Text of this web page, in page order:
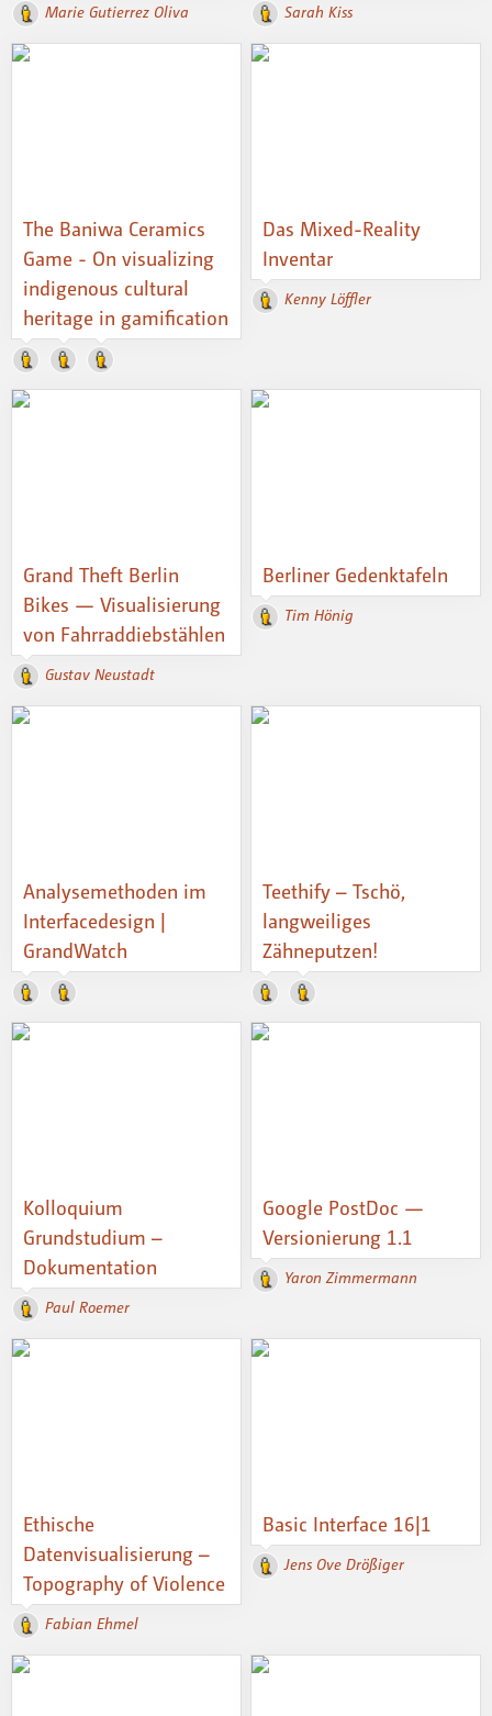
Marie Gutierrez Oliva Sarah Kiss
The Baniwa Ceramics
Game - On visualizing
indigenous cultural
heritage in gamification
Das Mixed-Reality
Inventar
Kenny Löffler
Grand Theft Berlin
Bikes — Visualisierung
von Fahrraddiebstählen
Gustav Neustadt
Berliner Gedenktafeln
Tim Hönig
Analysemethoden im
Interfacedesign |
GrandWatch
Teethify – Tschö,
langweiliges
Zähneputzen!
Kolloquium
Grundstudium –
Dokumentation
Paul Roemer
Google PostDoc —
Versionierung 1.1
Yaron Zimmermann
Ethische
Datenvisualisierung –
Topography of Violence
Fabian Ehmel
Basic Interface 16|1
Jens Ove Drößiger